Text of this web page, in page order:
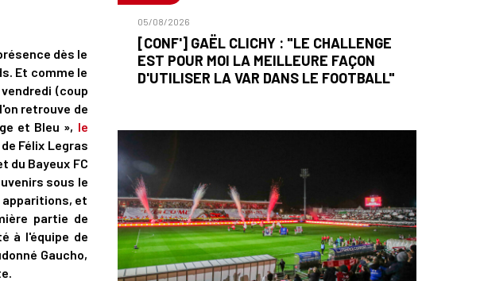
dès le
Et comme le
(coup
retrouve de
et Bleu », le
Félix Legras
du Bayeux FC
sous le
apparitions, et
partie de
à l'équipe de
Gaucho,
05/08/2026
[CONF'] GAËL CLICHY : "LE CHALLENGE
EST POUR MOI LA MEILLEURE FAÇON
D'UTILISER LA VAR DANS LE FOOTBALL"